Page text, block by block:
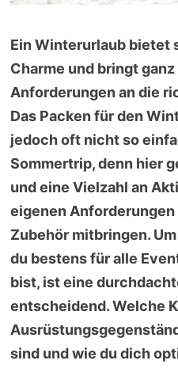
Ein Winterurlaub bietet
Charme und bringt
Anforderungen an die
Das Packen für den
jedoch oft nicht so
Sommertrip, denn hier
und eine Vielzahl an
eigenen Anforderungen
Zubehör mitbringen.
du bestens für alle
bist, ist eine
entscheidend. Welche
sind und wie du dich